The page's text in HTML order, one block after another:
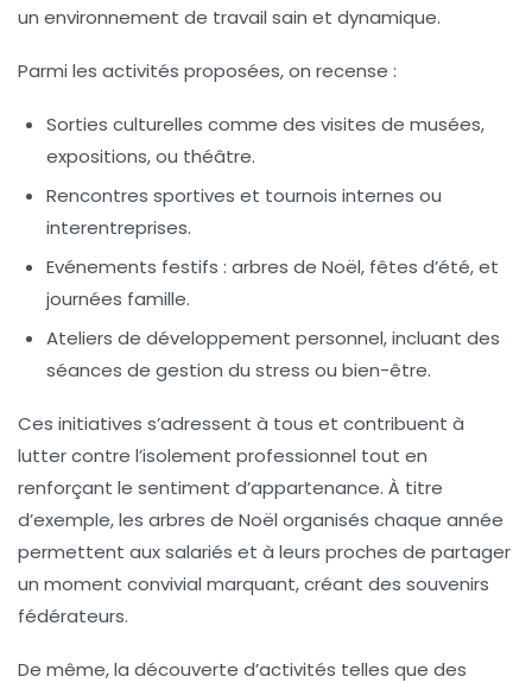
un environnement de travail sain et dynamique.
Parmi les activités proposées, on recense :
Sorties culturelles comme des visites de musées,
expositions, ou théâtre.
Rencontres sportives et tournois internes ou
interentreprises.
Evénements festifs : arbres de Noël, fêtes d’été, et
journées famille.
Ateliers de développement personnel, incluant des
séances de gestion du stress ou bien-être.
Ces initiatives s’adressent à tous et contribuent à
lutter contre l’isolement professionnel tout en
renforçant le sentiment d’appartenance. À titre
d’exemple, les arbres de Noël organisés chaque année
permettent aux salariés et à leurs proches de partager
un moment convivial marquant, créant des souvenirs
fédérateurs.
De même, la découverte d’activités telles que des